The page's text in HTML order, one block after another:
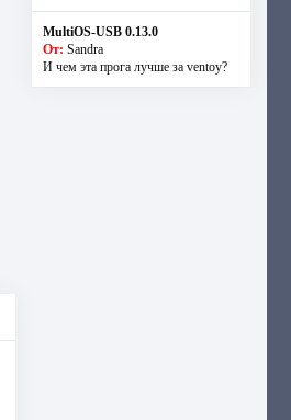
MultiOS-USB 0.13.0
От: Sandra
И чем эта прога лучше за ventoy?